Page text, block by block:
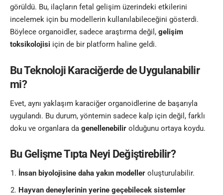
görüldü. Bu, ilaçların fetal gelişim üzerindeki etkilerini
incelemek için bu modellerin kullanılabileceğini gösterdi.
Böylece organoidler, sadece araştırma değil, gelişim
toksikolojisi için de bir platform haline geldi.
Bu Teknoloji Karaciğerde de Uygulanabilir
mi?
Evet, aynı yaklaşım karaciğer organoidlerine de başarıyla
uygulandı. Bu durum, yöntemin sadece kalp için değil, farklı
doku ve organlara da genellenebilir olduğunu ortaya koydu.
Bu Gelişme Tıpta Neyi Değiştirebilir?
İnsan biyolojisine daha yakın modeller oluşturulabilir.
Hayvan deneylerinin yerine geçebilecek sistemler